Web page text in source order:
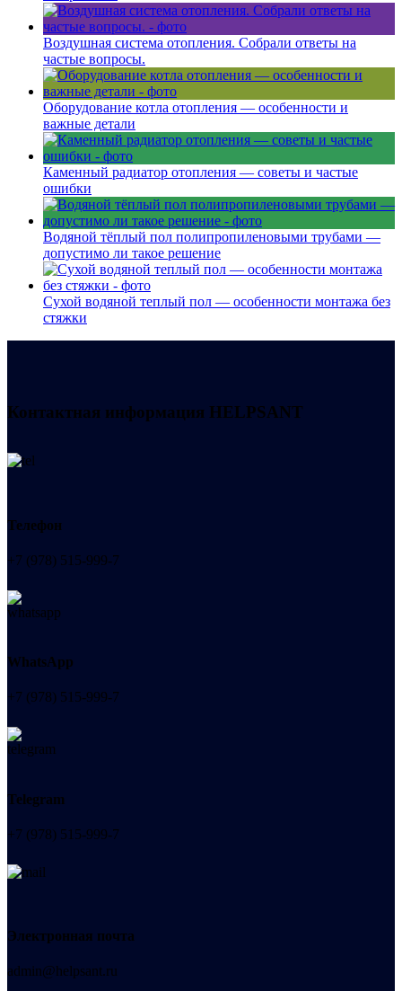
Воздушная система отопления. Собрали ответы на
частые вопросы.
Оборудование котла отопления — особенности и
важные детали
Каменный радиатор отопления — советы и частые
ошибки
Водяной тёплый пол полипропиленовыми трубами —
допустимо ли такое решение
Сухой водяной теплый пол — особенности монтажа без
стяжки
Контактная информация HELPSANT
Телефон
+7 (978) 515-999-7
WhatsApp
+7 (978) 515-999-7
Telegram
+7 (978) 515-999-7
Электронная почта
admin@helpsant.ru